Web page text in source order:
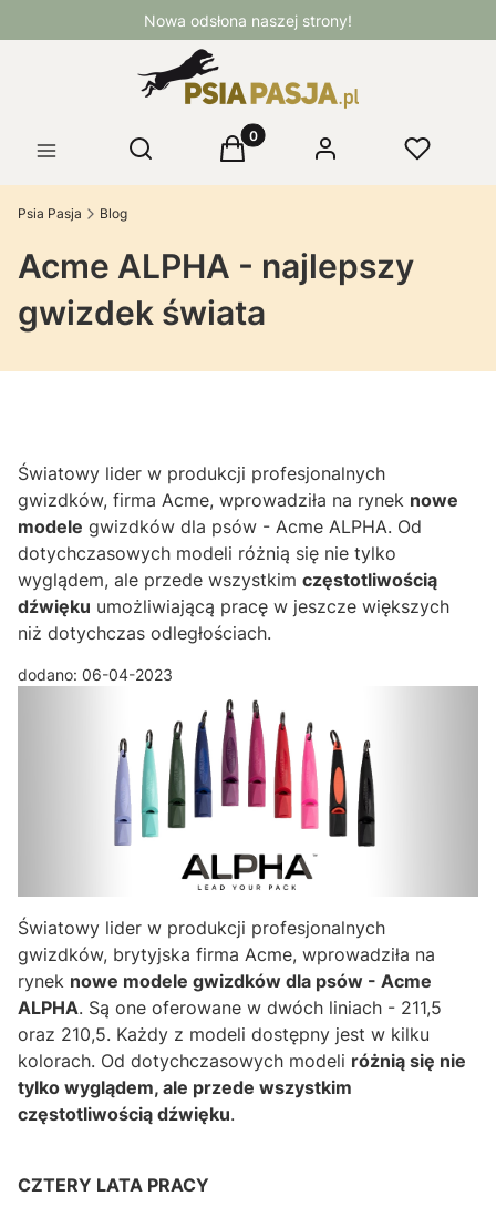
Nowa odsłona naszej strony!
Menu Otwórz wyszukiwarkę
Szukaj Produkty w koszyku: 0. Zobacz
Koszyk Logowanie Ulubione
Psia Pasja Blog
Acme ALPHA - najlepszy
gwizdek świata
Światowy lider w produkcji profesjonalnych
gwizdków, firma Acme, wprowadziła na rynek nowe
modele gwizdków dla psów - Acme ALPHA. Od
dotychczasowych modeli różnią się nie tylko
wyglądem, ale przede wszystkim częstotliwością
dźwięku umożliwiającą pracę w jeszcze większych
niż dotychczas odległościach.
dodano: 06-04-2023
Światowy lider w produkcji profesjonalnych
gwizdków, brytyjska firma Acme, wprowadziła na
rynek nowe modele gwizdków dla psów - Acme
ALPHA. Są one oferowane w dwóch liniach - 211,5
oraz 210,5. Każdy z modeli dostępny jest w kilku
kolorach. Od dotychczasowych modeli różnią się nie
tylko wyglądem, ale przede wszystkim
częstotliwością dźwięku.
CZTERY LATA PRACY